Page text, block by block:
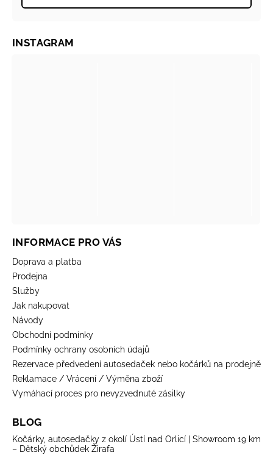
INFORMACE PRO VÁS
Doprava a platba
Prodejna
Služby
Jak nakupovat
Návody
Obchodní podmínky
Podmínky ochrany osobních údajů
Rezervace předvedení autosedaček nebo kočárků na prodejně
Reklamace / Vrácení / Výměna zboží
Vymáhací proces pro nevyzvednuté zásilky
BLOG
Kočárky, autosedačky z okolí Ústí nad Orlicí | Showroom 19 km
– Dětský obchůdek Žirafa
INSTAGRAM